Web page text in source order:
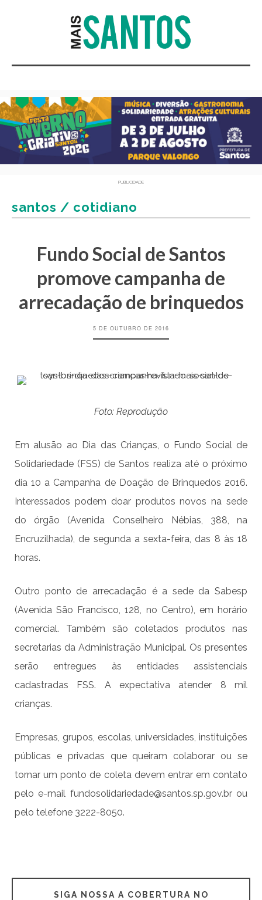
PUBLICIDADE
santos / cotidiano
Fundo Social de Santos
promove campanha de
arrecadação de brinquedos
5 DE OUTUBRO DE 2016
Foto: Reprodução
Em alusão ao Dia das Crianças, o Fundo Social de
Solidariedade (FSS) de Santos realiza até o próximo
dia 10 a Campanha de Doação de Brinquedos 2016.
Interessados podem doar produtos novos na sede
do órgão (Avenida Conselheiro Nébias, 388, na
Encruzilhada), de segunda a sexta-feira, das 8 às 18
horas.
Outro ponto de arrecadação é a sede da Sabesp
(Avenida São Francisco, 128, no Centro), em horário
comercial. Também são coletados produtos nas
secretarias da Administração Municipal. Os presentes
serão entregues às entidades assistenciais
cadastradas FSS. A expectativa atender 8 mil
crianças.
Empresas, grupos, escolas, universidades, instituições
públicas e privadas que queiram colaborar ou se
tornar um ponto de coleta devem entrar em contato
pelo e-mail fundosolidariedade@santos.sp.gov.br ou
pelo telefone 3222-8050.
SIGA NOSSA A COBERTURA NO